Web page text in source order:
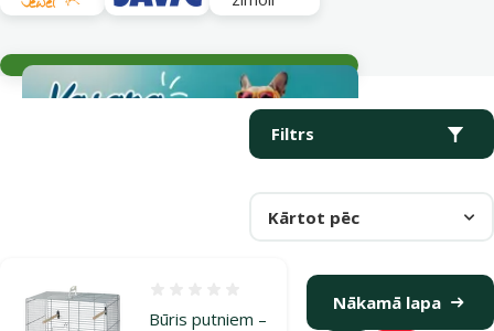
Filtrs
Kārtot pēc
Produkti kategorijā Mazajiem eksotiskiem mājputniem
Būris putniem –
Nākamā lapa